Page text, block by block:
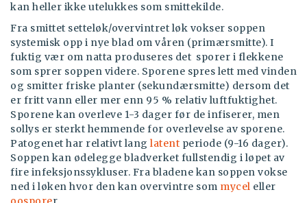
kan heller ikke utelukkes som smittekilde.
Fra smittet setteløk/overvintret løk vokser soppen
systemisk opp i nye blad om våren (primærsmitte). I
fuktig vær om natta produseres det sporer i flekkene
som sprer soppen videre. Sporene spres lett med vinden
og smitter friske planter (sekundærsmitte) dersom det
er fritt vann eller mer enn 95 % relativ luftfuktighet.
Sporene kan overleve 1-3 dager før de infiserer, men
sollys er sterkt hemmende for overlevelse av sporene.
Patogenet har relativt lang latent periode (9-16 dager).
Soppen kan ødelegge bladverket fullstendig i løpet av
fire infeksjonssykluser. Fra bladene kan soppen vokse
ned i løken hvor den kan overvintre som mycel eller